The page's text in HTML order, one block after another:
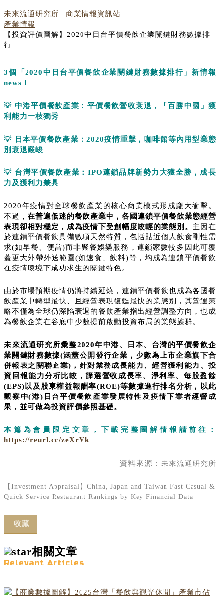
未來流通研究所 | 商業情報資訊站
產業情報
【投資評價圖解】2020中日台平價餐飲企業關鍵財務數據排
行
3個「2020中日台平價餐飲企業關鍵財務數據排行」新情報
news ！
💡 中港平價餐飲產業：平價餐飲營收衰退，「百勝中國」獲
利能力一枝獨秀
💡 日本平價餐飲產業：2020疫情重擊，咖啡館等內 用型業態
別衰退嚴峻
💡 台灣平價餐飲產業： IPO連鎖品牌新勢力大獲全勝，成長
力及獲利力兼具
2020年疫情對全球餐飲產業的核心商業模式形成龐大衝擊。
不過， 在普遍低迷的餐飲產業中，各國連鎖平價餐飲業態經營
表現卻相對穩定，成為疫情下受創幅度較輕的業態別。 主因在
於連鎖平價餐飲具備數項天然特質，包括貼近個人飲食剛性需
求(如早餐、便當)而非聚餐娛樂服務，連鎖家數較多因此可覆
蓋更大外帶外送範圍(如速食、飲料)等，均成為連鎖平價餐飲
在疫情環境下成功求生的關鍵特色。
由於市場預期疫情仍將持續延燒，連鎖平價餐飲也成為各國餐
飲產業中轉型最快、且經營表現復甦最快的業態別，其營運策
略不僅為全球仍深陷衰退的餐飲產業指出經營調整方向，也成
為餐飲企業在谷底中少數提前啟動投資布局的業態族群。
未來流通研究所彙整2020年中港、日本、台灣的平價餐飲企
業關鍵財務數據(涵蓋公開發行企業，少數為上市企業旗下合
併報表之關聯企業)，針對業務成長能力、經營獲利能力、投
資回報能力分析比較，篩選營收成長率、淨利率、每股盈餘
(EPS)以及股東權益報酬率(ROE)等數據進行排名分析，以此
觀察中(港)日台平價餐飲產業發展特性及疫情下業者經營成
果，並可做為投資評價參照基礎。
本篇為會員限定文章，下載完整圖解情報請前往：
https://reurl.cc/zeXrVk
資料來源： 未來流通研究所
【Investment Appraisal】China, Japan and Taiwan Fast Casual &
Quick Service Restaurant Rankings by Key Financial Data
收藏
相關文章
Relevant Articles